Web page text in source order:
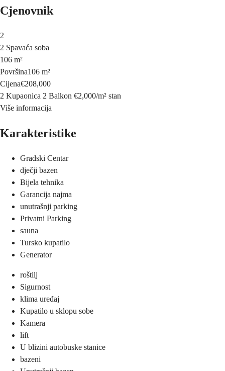
Cjenovnik
2
2 Spavaća soba
106 m²
Površina106 m²
Cijena€208,000
2 Kupaonica 2 Balkon €2,000/m² stan
Više informacija
Karakteristike
Gradski Centar
dječji bazen
Bijela tehnika
Garancija najma
unutrašnji parking
Privatni Parking
sauna
Tursko kupatilo
Generator
roštilj
Sigurnost
klima uređaj
Kupatilo u sklopu sobe
Kamera
lift
U blizini autobuske stanice
bazeni